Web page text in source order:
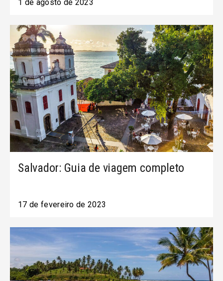
1 de agosto de 2023
Salvador: Guia de viagem completo
17 de fevereiro de 2023